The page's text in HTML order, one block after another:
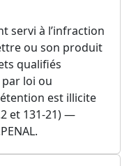
servi à l’infraction
ou son produit
qualifiés
loi ou
est illicite
et 131-21) —